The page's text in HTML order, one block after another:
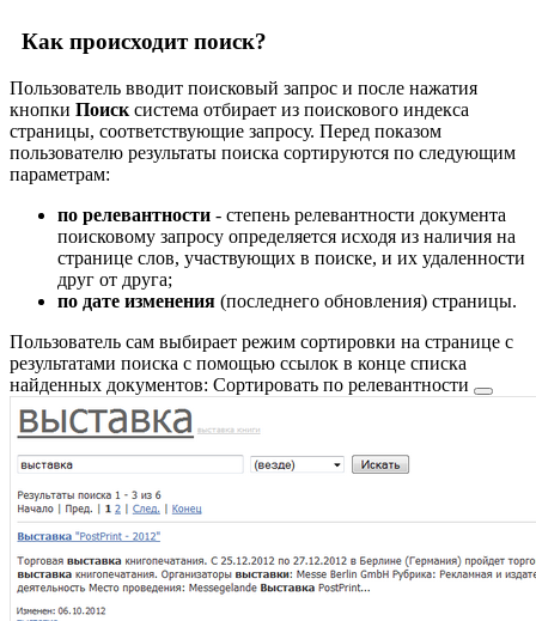
Как происходит поиск?
Пользователь вводит поисковый запрос и после нажатия
кнопки Поиск система отбирает из поискового индекса
страницы, соответствующие запросу. Перед показом
пользователю результаты поиска сортируются по следующим
параметрам:
по релевантности - степень релевантности документа
поисковому запросу определяется исходя из наличия на
странице слов, участвующих в поиске, и их удаленности
друг от друга;
по дате изменения (последнего обновления) страницы.
Пользователь сам выбирает режим сортировки на странице с
результатами поиска с помощью ссылок в конце списка
найденных документов: Сортировать по релевантности